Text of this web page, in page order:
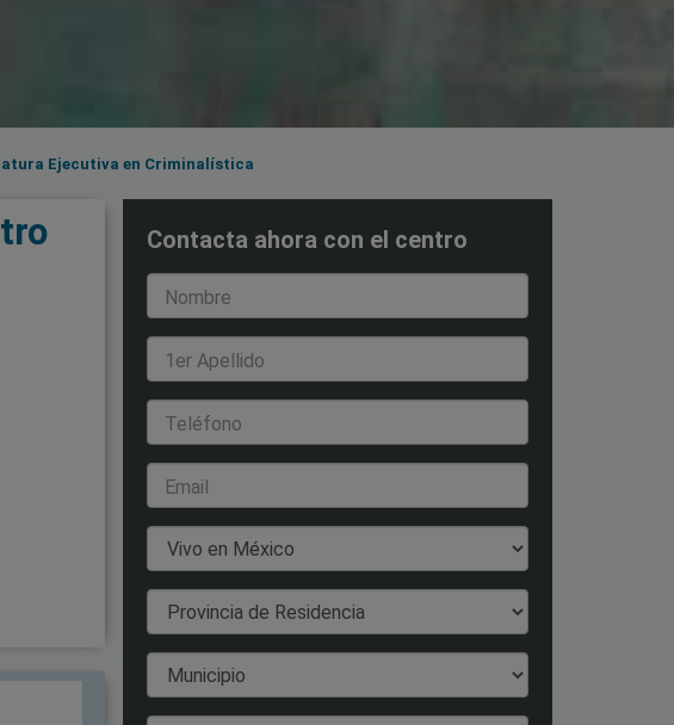
Ejecutiva en Criminalística
Contacta ahora con el centro
Nombre
1er Apellido
Teléfono
Email
País de Residencia
Provincia de Residencia
Municipio